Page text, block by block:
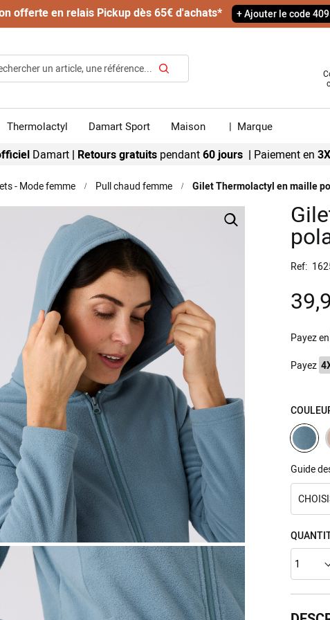
offerte en relais Pickup dès 65€ d'achats* + Ajouter le code
Rechercher
Thermolactyl Damart Sport Maison | Marque
Damart | Retours gratuits pendant60 jours | Paiement en 3X
- Mode femme Pull chaud femme Gilet Thermolactyl en maille
Ref
Payez en
Payez
Guide